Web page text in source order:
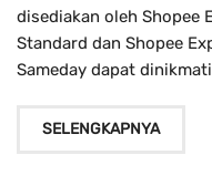
disediakan oleh Shopee
Standard dan Shopee
Sameday dapat
SELENGKAPNYA